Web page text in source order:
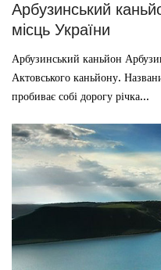
Арбузинський
місць України
Арбузинський каньйон
Актовського каньйону.
пробиває собі дорогу річка...